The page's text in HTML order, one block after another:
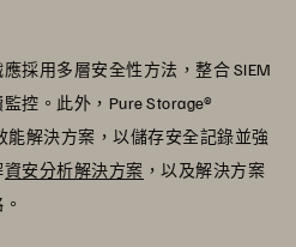
採用多層安全性方法，整合 SIEM
控。此外，Pure Storage®
能解決方案，以儲存安全記錄並強
資安分析解決方案 ，以及解決方案